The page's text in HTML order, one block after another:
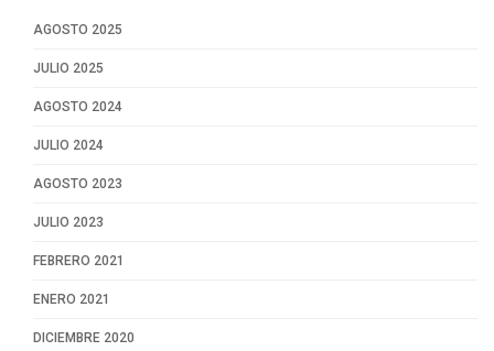
AGOSTO 2025
JULIO 2025
AGOSTO 2024
JULIO 2024
AGOSTO 2023
JULIO 2023
FEBRERO 2021
ENERO 2021
DICIEMBRE 2020